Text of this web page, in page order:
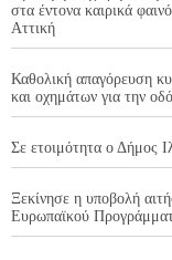
στα έντονα καιρικά
Αττική
Καθολική απαγόρευση
και οχημάτων για την
Σε ετοιμότητα ο Δήμος
Ξεκίνησε η υποβολή
Ευρωπαϊκού